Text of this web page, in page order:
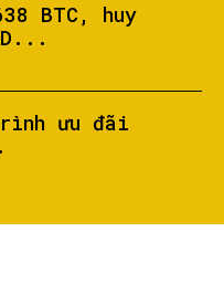
BTC, huy
ưu đãi